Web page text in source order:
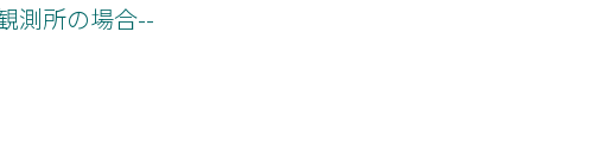
測所の場合--